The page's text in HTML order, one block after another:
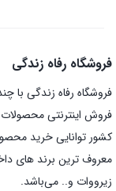
فروشگاه رفاه زندگی
فروشگاه رفاه زندگی با
فروش اینترنتی
کشور توانایی خرید
معروف ترین برند های
زیرووات و.. می‌باشد.